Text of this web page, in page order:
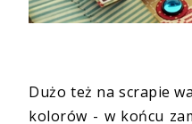
Dużo też na scrapie
kolorów - w końcu